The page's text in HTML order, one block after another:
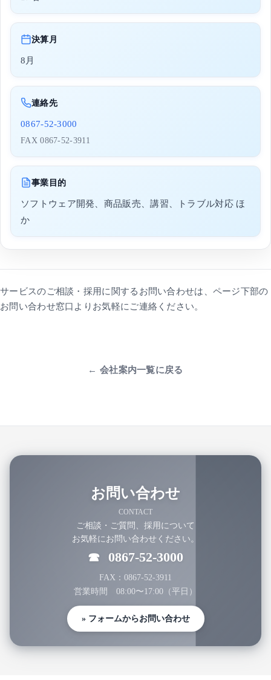
決算月
8月
連絡先
0867-52-3000
FAX 0867-52-3911
事業目的
ソフトウェア開発、商品販売、講習、トラブル対応 ほ
か
サービスのご相談・採用に関するお問い合わせは、ページ下部の
お問い合わせ窓口よりお気軽にご連絡ください。
← 会社案内一覧に戻る
お問い合わせ
CONTACT
ご相談・ご質問、採用について
お気軽にお問い合わせください。
☎ 0867-52-3000
FAX：0867-52-3911
営業時間 08:00〜17:00（平日）
» フォームからお問い合わせ